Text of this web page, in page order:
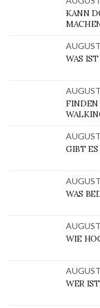
KANN
WAS
FINDEN
GIBT
WAS
WIE
WER